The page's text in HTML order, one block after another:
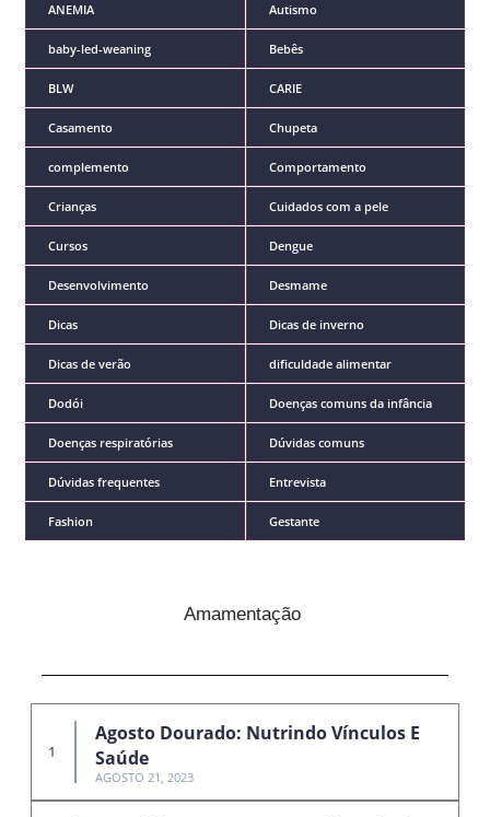
ANEMIA Autismo
baby-led-weaning Bebês
BLW CARIE
Casamento Chupeta
complemento Comportamento
Crianças Cuidados com a pele
Cursos Dengue
Desenvolvimento Desmame
Dicas Dicas de inverno
Dicas de verão dificuldade alimentar
Dodói Doenças comuns da infância
Doenças respiratórias Dúvidas comuns
Dúvidas frequentes Entrevista
Fashion Gestante
Amamentação
Agosto Dourado: Nutrindo Vínculos E
Saúde
AGOSTO 21, 2023